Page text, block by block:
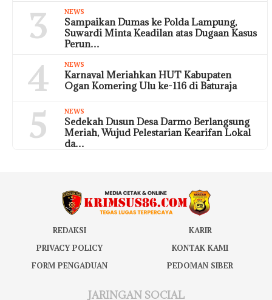
3 NEWS
Sampaikan Dumas ke Polda Lampung,
Suwardi Minta Keadilan atas Dugaan Kasus
Perun…
4 NEWS
Karnaval Meriahkan HUT Kabupaten
Ogan Komering Ulu ke-116 di Baturaja
5 NEWS
Sedekah Dusun Desa Darmo Berlangsung
Meriah, Wujud Pelestarian Kearifan Lokal
da…
REDAKSI
KARIR
PRIVACY POLICY
KONTAK KAMI
FORM PENGADUAN
PEDOMAN SIBER
JARINGAN SOCIAL